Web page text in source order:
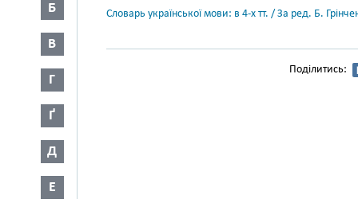
Б
В
Г
Ґ
Д
Е
Словарь української мови: в 4-х тт. / За ред. Б.
Поділитись: